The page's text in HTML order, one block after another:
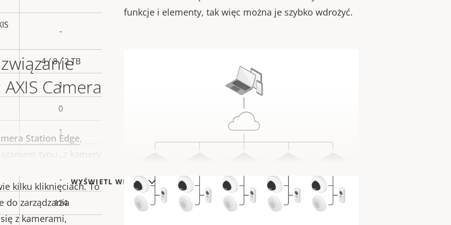
funkcje i elementy, tak więc można je szybko wdrożyć.
Camera
Station Edge,
typu „z kamery
kilku kliknięciach. To
do zarządzania
z kamerami,
WYŚWIETL WIĘCEJ
-
4 / 8 / 2 TB
1
0
1
-
124